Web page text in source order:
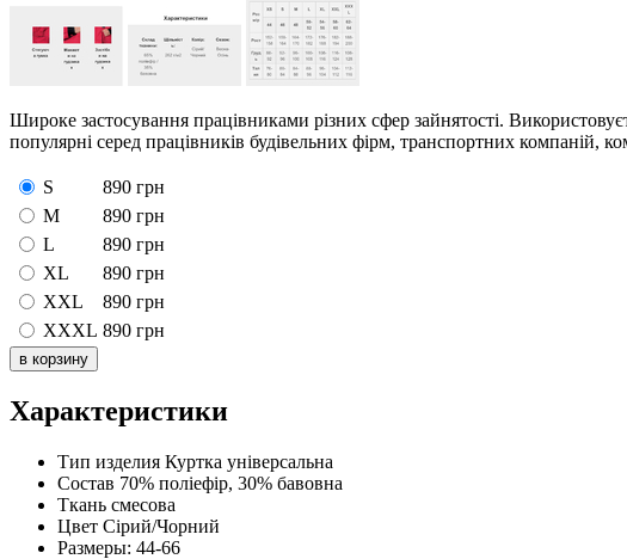
Широке застосування працівниками різних сфер зайнятості.
популярні серед працівників будівельних фірм, транспортних компаній,
S 890 грн
M
890 грн
L
890 грн
XL
890 грн
XXL
890 грн
XXXL 890 грн
Характеристики
Тип изделия Куртка універсальна
Состав 70% поліефір, 30% бавовна
Ткань смесова
Цвет Сірий/Чорний
Размеры: 44-66